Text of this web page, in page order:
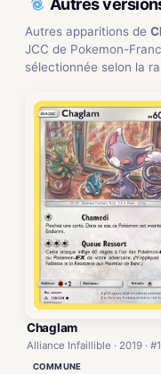
Autres
Autres apparitions de
JCC de Pokemon-
sélectionnée selon la
Chaglam
Alliance Infaillible · 2019 ·
COMMUNE